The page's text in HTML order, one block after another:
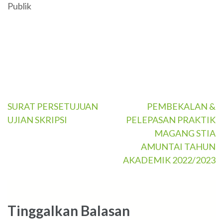
Publik
Navigasi
SURAT PERSETUJUAN
UJIAN SKRIPSI
PEMBEKALAN &
PELEPASAN PRAKTIK
MAGANG STIA
AMUNTAI TAHUN
AKADEMIK 2022/2023
Tinggalkan Balasan